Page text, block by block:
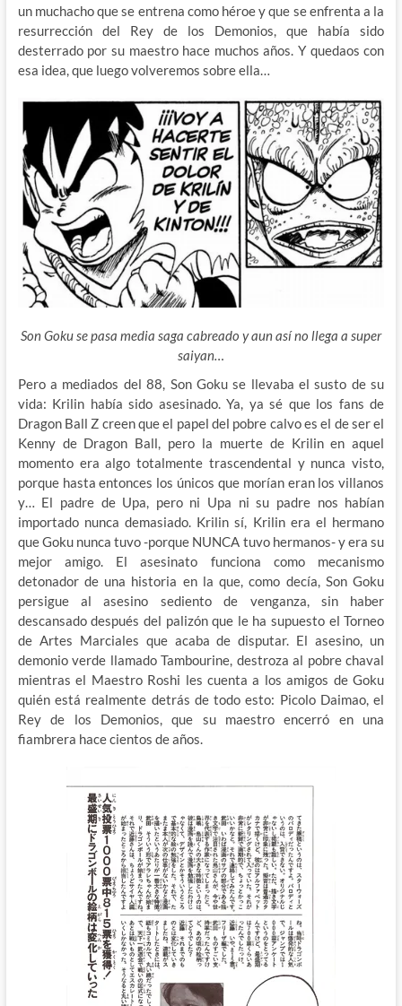
un muchacho que se entrena como héroe y que se enfrenta a la
resurrección del Rey de los Demonios, que había sido
desterrado por su maestro hace muchos años. Y quedaos con
esa idea, que luego volveremos sobre ella…
Son Goku se pasa media saga cabreado y aun así no llega a super
saiyan…
Pero a mediados del 88, Son Goku se llevaba el susto de su
vida: Krilin había sido asesinado. Ya, ya sé que los fans de
Dragon Ball Z creen que el papel del pobre calvo es el de ser el
Kenny de Dragon Ball, pero la muerte de Krilin en aquel
momento era algo totalmente trascendental y nunca visto,
porque hasta entonces los únicos que morían eran los villanos
y… El padre de Upa, pero ni Upa ni su padre nos habían
importado nunca demasiado. Krilin sí, Krilin era el hermano
que Goku nunca tuvo -porque NUNCA tuvo hermanos- y era su
mejor amigo. El asesinato funciona como mecanismo
detonador de una historia en la que, como decía, Son Goku
persigue al asesino sediento de venganza, sin haber
descansado después del palizón que le ha supuesto el Torneo
de Artes Marciales que acaba de disputar. El asesino, un
demonio verde llamado Tambourine, destroza al pobre chaval
mientras el Maestro Roshi les cuenta a los amigos de Goku
quién está realmente detrás de todo esto: Picolo Daimao, el
Rey de los Demonios, que su maestro encerró en una
fiambrera hace cientos de años.